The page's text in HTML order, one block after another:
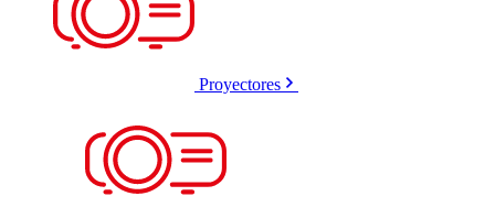
Proyectores